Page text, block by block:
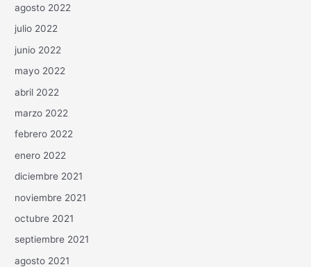
agosto 2022
julio 2022
junio 2022
mayo 2022
abril 2022
marzo 2022
febrero 2022
enero 2022
diciembre 2021
noviembre 2021
octubre 2021
septiembre 2021
agosto 2021